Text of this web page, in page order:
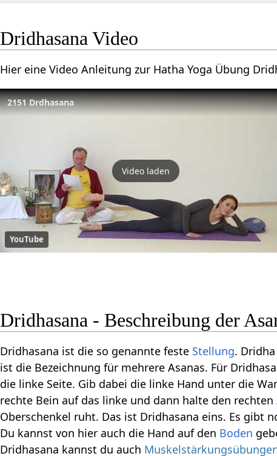
Dridhasana Video
Hier eine Video Anleitung zur Hatha Yoga Übung
2151 Drdhasana
Video laden
YouTube
Dridhasana - Beschreibung der
Dridhasana ist die so genannte feste Stellung.
ist die Bezeichnung für mehrere Asanas. Für
die linke Seite. Gib dabei die linke Hand unter die
rechte Bein auf das linke und dann halte den rechten
Oberschenkel ruht. Das ist Dridhasana eins. Es gibt
Du kannst von hier auch die Hand auf den Boden
Dridhasana kannst du auch